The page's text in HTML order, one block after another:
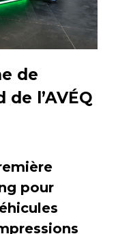
de
l’AVÉQ
pour